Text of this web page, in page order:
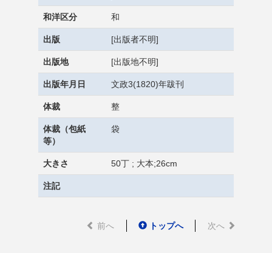
和洋区分 和
出版 [出版者不明]
出版地 [出版地不明]
出版年月日 文政3(1820)年跋刊
体裁 整
体裁（包紙
等）
袋
大きさ 50丁 ; 大本;26cm
注記
前へ トップへ 次へ